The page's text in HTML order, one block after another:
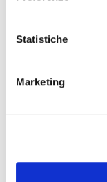
Statistiche
Marketing